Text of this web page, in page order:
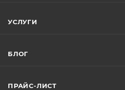
УСЛУГИ
БЛОГ
ПРАЙС-ЛИСТ